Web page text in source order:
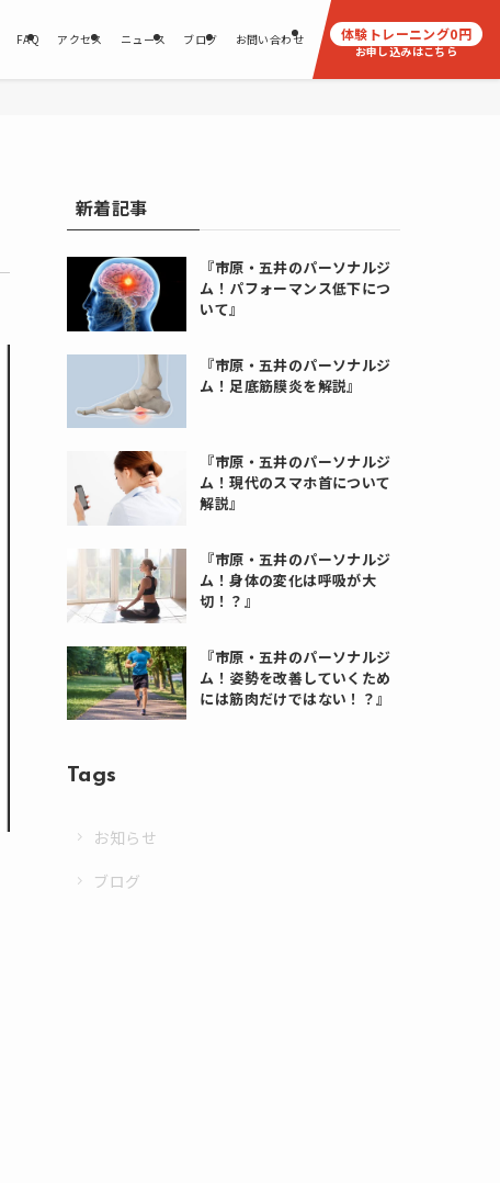
FAQ アクセス ニュース ブログ お問い合わせ 体験トレーニング0円
お申し込みはこちら
新着記事
『市原・五井のパーソナルジ
ム！パフォーマンス低下につ
いて』
『市原・五井のパーソナルジ
ム！足底筋膜炎を解説』
『市原・五井のパーソナルジ
ム！現代のスマホ首について
解説』
『市原・五井のパーソナルジ
ム！身体の変化は呼吸が大
切！？』
『市原・五井のパーソナルジ
ム！姿勢を改善していくため
には筋肉だけではない！？』
Tags
お知らせ
ブログ